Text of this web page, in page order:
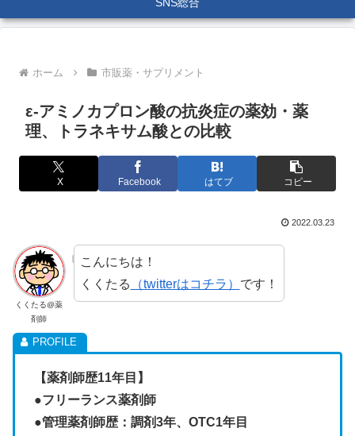
ホーム 市販薬・サプリメント
ε-アミノカプロン酸の抗炎症の薬効・薬
理、トラネキサム酸との比較
X Facebook はてブ コピー
2022.03.23
くくたる@薬
剤師
こんにちは！
くくたる （twitterはコチラ） です！
【薬剤師歴11年目】
●フリーランス薬剤師
●管理薬剤師歴：調剤3年、OTC1年目